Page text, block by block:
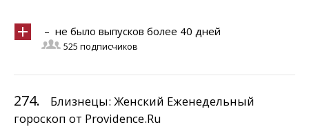
– не было выпусков более 40 дней
525 подписчиков
274.
Близнецы: Женский Еженедельный
гороскоп от Providence.Ru